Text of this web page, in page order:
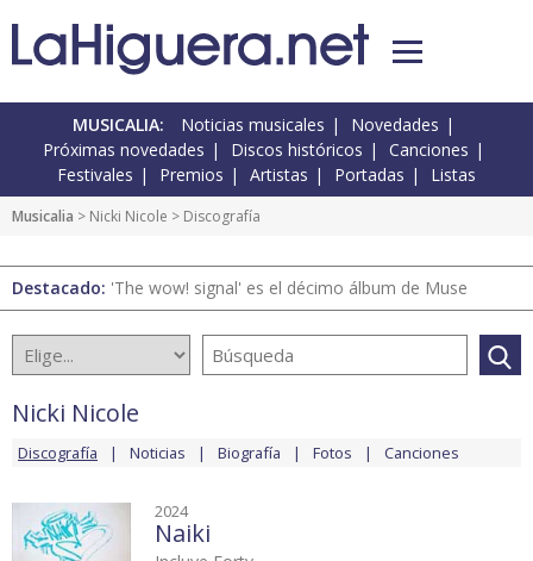
MUSICALIA: Noticias musicales
Novedades
Próximas novedades
Discos históricos
Canciones
Festivales
Premios Artistas Portadas Listas
Musicalia > Nicki Nicole > Discografía
Destacado: 'The wow! signal' es el décimo álbum de Muse
Nicki Nicole
Discografía Noticias Biografía Fotos Canciones
2024
Naiki